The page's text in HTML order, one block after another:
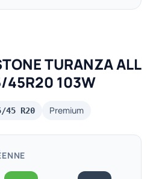
TURANZA ALL
45R20 103W
45 R20 Premium